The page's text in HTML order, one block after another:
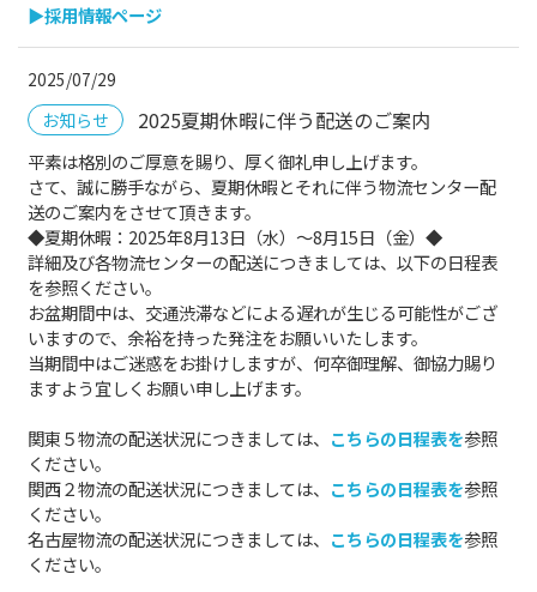
▶採用情報ページ
2025/07/29
お知らせ
2025夏期休暇に伴う配送のご案内
平素は格別のご厚意を賜り、厚く御礼申し上げます。
さて、誠に勝手ながら、夏期休暇とそれに伴う物流センター配
送のご案内をさせて頂きます。
◆夏期休暇：2025年8月13日（水）～8月15日（金）◆
詳細及び各物流センターの配送につきましては、以下の日程表
を参照ください。
お盆期間中は、交通渋滞などによる遅れが生じる可能性がござ
いますので、余裕を持った発注をお願いいたします。
当期間中はご迷惑をお掛けしますが、何卒御理解、御協力賜り
ますよう宜しくお願い申し上げます。
関東５物流の配送状況につきましては、 こちらの日程表を参照
ください。
関西２物流の配送状況につきましては、 こちらの日程表を参照
ください。
名古屋物流の配送状況につきましては、 こちらの日程表を参照
ください。